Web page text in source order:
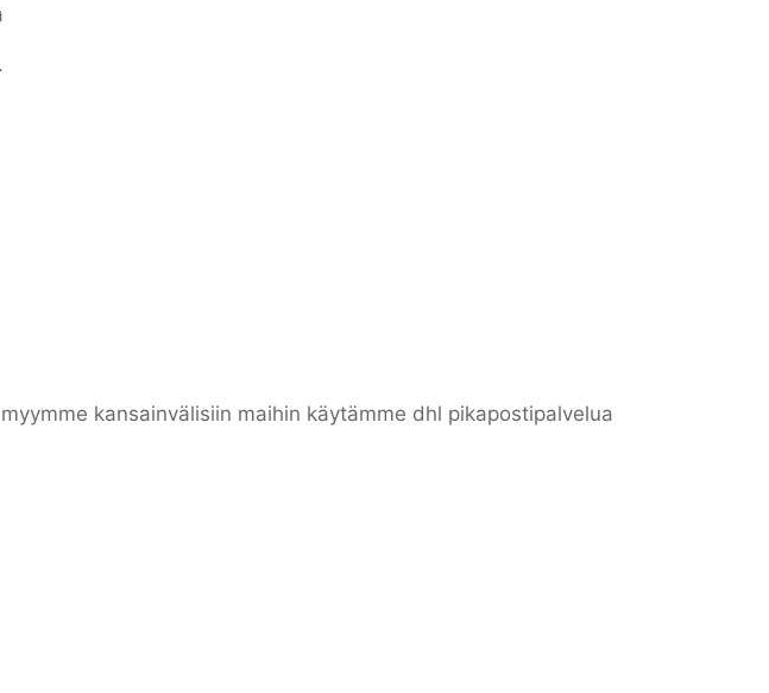
kansainvälisiin maihin käytämme dhl pikapostipalvelua